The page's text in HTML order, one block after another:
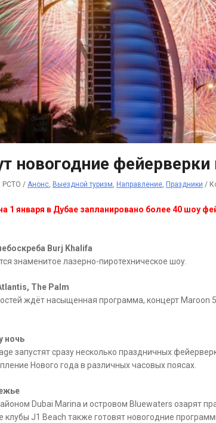
новогодние фейерверки
РСТО / Анонс, Выездной туризм, Направление, Праздники /
1 января в Дубае запланировано более 40 шоу
Burj Khalifa
знаменитое лазерно-пиротехническое шоу.
The Palm
ждёт насыщенная программа, концерт Maroon
ночь
запустят сразу несколько праздничных
Нового года в различных часовых поясах.
Dubai Marina и островом Bluewaters озарят
J1 Beach также готовят новогодние